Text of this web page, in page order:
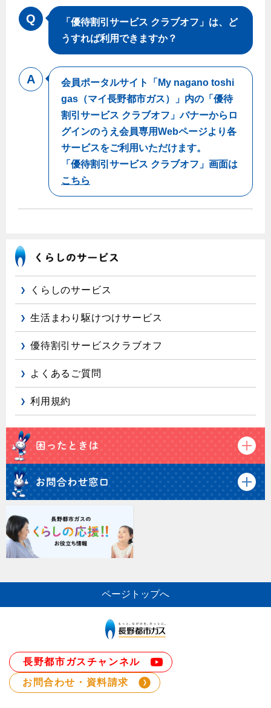
「優待割引サービス クラブオフ」は、ど
うすれば利用できますか？
会員ポータルサイト「My nagano toshi
gas（マイ長野都市ガス）」内の「優待
割引サービス クラブオフ」バナーからロ
グインのうえ会員専用Webページより各
サービスをご利用いただけます。
「優待割引サービス クラブオフ」画面は
こちら
くらしのサービス
生活まわり駆けつけサービス
優待割引サービスクラブオフ
よくあるご質問
利用規約
ページトップへ
長野都市ガスチャンネル
お問合わせ・資料請求